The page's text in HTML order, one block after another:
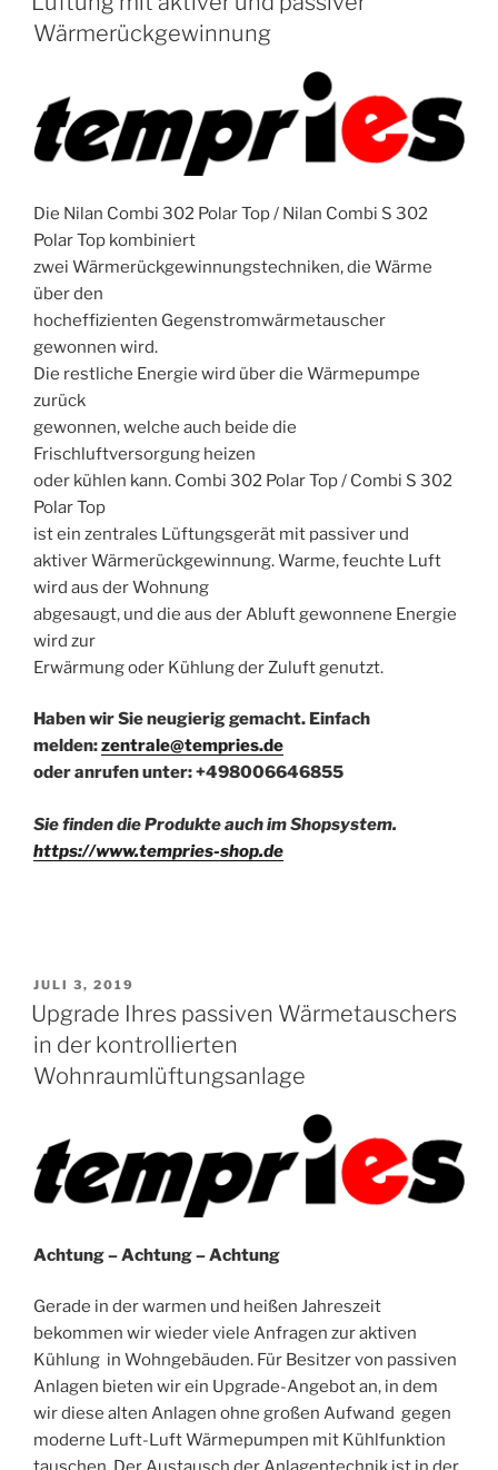
Wärmerückgewinnung
Die Nilan Combi 302 Polar Top / Nilan Combi S 302
Polar Top kombiniert
zwei Wärmerückgewinnungstechniken, die Wärme
über den
hocheffizienten Gegenstromwärmetauscher
gewonnen wird.
Die restliche Energie wird über die Wärmepumpe
zurück
gewonnen, welche auch beide die
Frischluftversorgung heizen
oder kühlen kann. Combi 302 Polar Top / Combi S 302
Polar Top
ist ein zentrales Lüftungsgerät mit passiver und
aktiver Wärmerückgewinnung. Warme, feuchte Luft
wird aus der Wohnung
abgesaugt, und die aus der Abluft gewonnene Energie
wird zur
Erwärmung oder Kühlung der Zuluft genutzt.
Haben wir Sie neugierig gemacht. Einfach
melden:zentrale@tempries.de
oder anrufen unter: +498006646855
Sie finden die Produkte auch im Shopsystem.
https://www.tempries-shop.de
VERÖFFENTLICHT
AM
JULI 3, 2019
Upgrade Ihres passiven Wärmetauschers
in der kontrollierten
Wohnraumlüftungsanlage
Achtung – Achtung – Achtung
Gerade in der warmen und heißen Jahreszeit
bekommen wir wieder viele Anfragen zur aktiven
Kühlung in Wohngebäuden. Für Besitzer von passiven
Anlagen bieten wir ein Upgrade-Angebot an, in dem
wir diese alten Anlagen ohne großen Aufwand gegen
moderne Luft-Luft Wärmepumpen mit Kühlfunktion